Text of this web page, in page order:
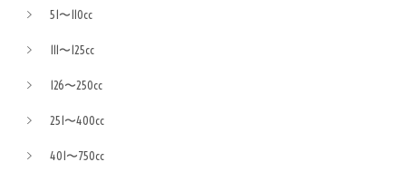
51〜110cc
111〜125cc
126〜250cc
251〜400cc
401〜750cc